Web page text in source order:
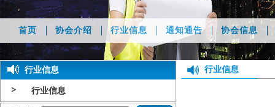
首页 协会介绍 行业信息 通知通告 协会信息
行业信息
行业信息
行业信息